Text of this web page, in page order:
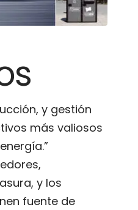
y gestión
más valiosos
y los
fuente de